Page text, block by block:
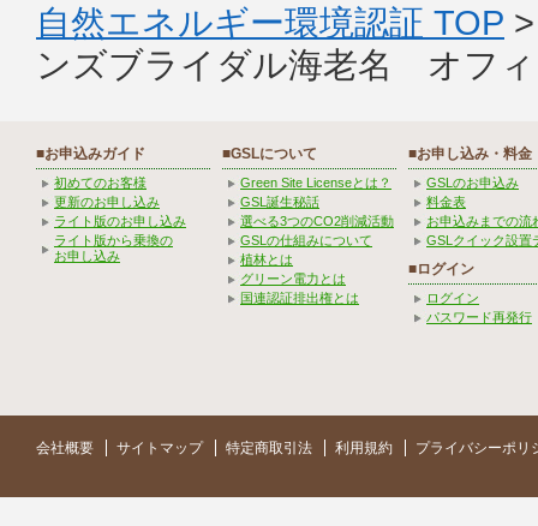
自然エネルギー環境認証 TOP
ンズブライダル海老名 オフ
■お申込みガイド
初めてのお客様
更新のお申し込み
ライト版のお申し込み
ライト版から乗換の
お申し込み
■GSLについて
Green Site Licenseとは？
GSL誕生秘話
選べる3つのCO2削減活動
GSLの仕組みについて
植林とは
グリーン電力とは
国連認証排出権とは
■お申し込み・料金
GSLのお申込み
料金表
お申込みまでの流
GSLクイック設置
■ログイン
ログイン
パスワード再発行
会社概要 サイトマップ 特定商取引法 利用規約 プライバシーポリ